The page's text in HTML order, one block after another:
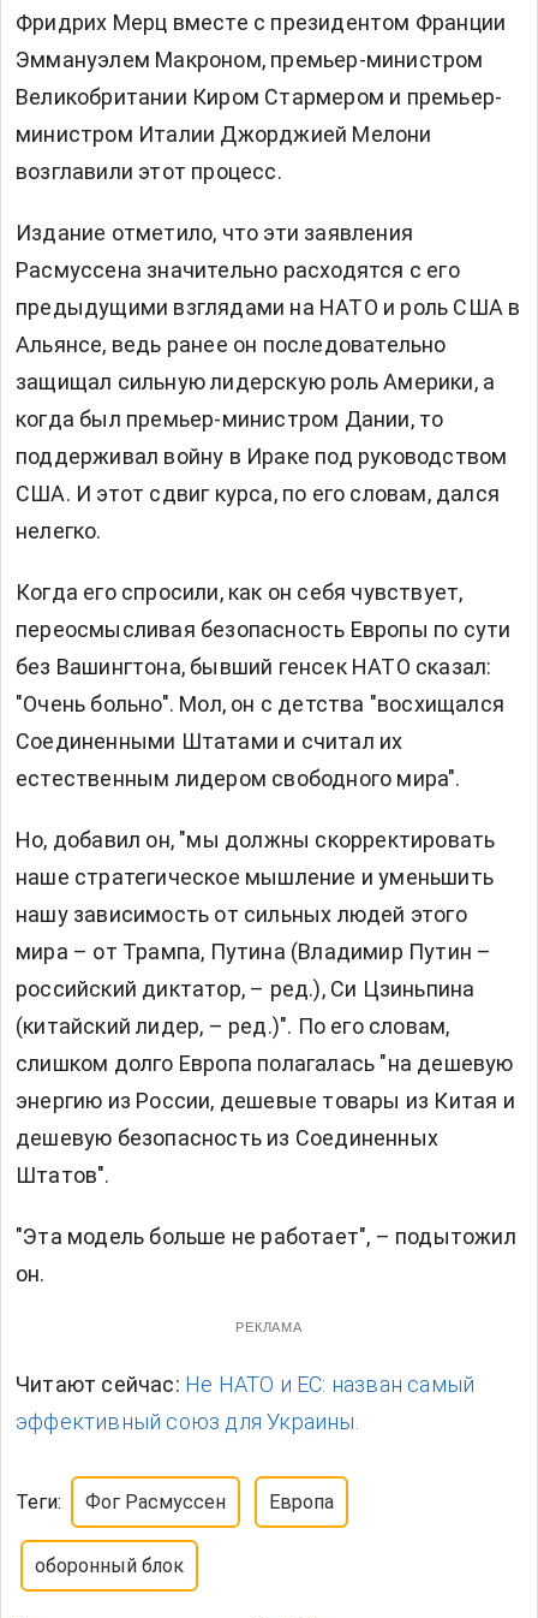
Фридрих Мерц вместе с президентом Франции
Эммануэлем Макроном, премьер-министром
Великобритании Киром Стармером и премьер-
министром Италии Джорджией Мелони
возглавили этот процесс.
Издание отметило, что эти заявления
Расмуссена значительно расходятся с его
предыдущими взглядами на НАТО и роль США в
Альянсе, ведь ранее он последовательно
защищал сильную лидерскую роль Америки, а
когда был премьер-министром Дании, то
поддерживал войну в Ираке под руководством
США. И этот сдвиг курса, по его словам, дался
нелегко.
Когда его спросили, как он себя чувствует,
переосмысливая безопасность Европы по сути
без Вашингтона, бывший генсек НАТО сказал:
"Очень больно". Мол, он с детства "восхищался
Соединенными Штатами и считал их
естественным лидером свободного мира".
Но, добавил он, "мы должны скорректировать
наше стратегическое мышление и уменьшить
нашу зависимость от сильных людей этого
мира – от Трампа, Путина (Владимир Путин –
российский диктатор, – ред.), Си Цзиньпина
(китайский лидер, – ред.)". По его словам,
слишком долго Европа полагалась "на дешевую
энергию из России, дешевые товары из Китая и
дешевую безопасность из Соединенных
Штатов".
"Эта модель больше не работает", – подытожил
он.
РЕКЛАМА
Читают сейчас: Не НАТО и ЕС: назван самый
эффективный союз для Украины.
Теги: Фог Расмуссен Европа
оборонный блок